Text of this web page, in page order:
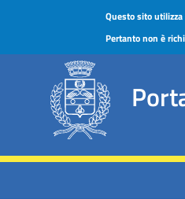
Questo sito
Pertanto non è
Salta al contenuto principale
Comune di Limbiate